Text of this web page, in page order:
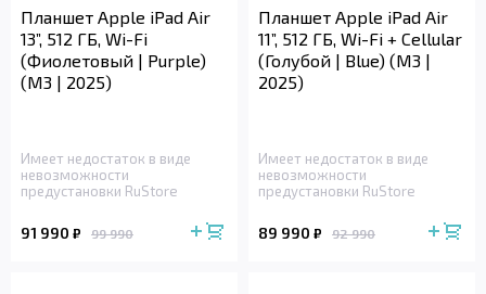
Планшет Apple iPad Air
13”, 512 ГБ, Wi-Fi
(Фиолетовый | Purple)
(M3 | 2025)
Имеет недостаток в виде
невозможности
предустановки RuStore
91 990 ₽ 99 990
Планшет Apple iPad Air
11”, 512 ГБ, Wi-Fi + Cellular
(Голубой | Blue) (M3 |
2025)
Имеет недостаток в виде
невозможности
предустановки RuStore
89 990 ₽ 92 990